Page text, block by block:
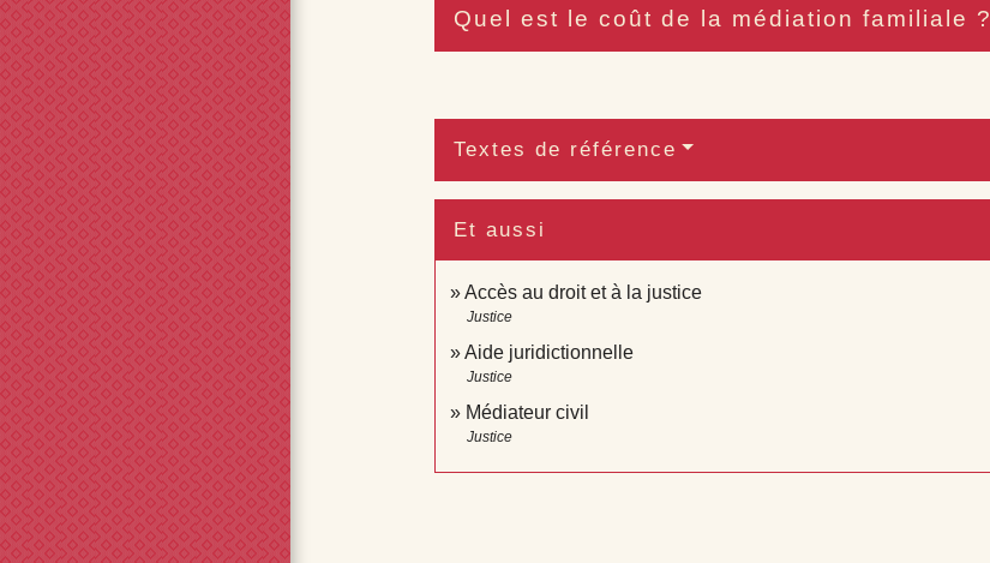
Quel est le coût de la médiation familiale ?
Textes de référence
Et aussi
Accès au droit et à la justice
Justice
Aide juridictionnelle
Justice
Médiateur civil
Justice